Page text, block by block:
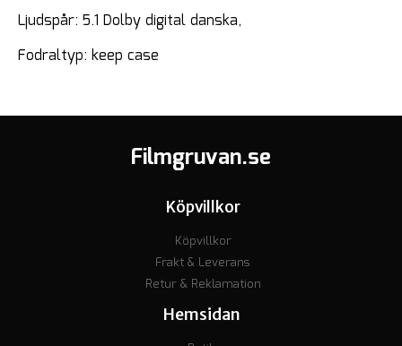
Ljudspår: 5.1 Dolby digital danska,
Fodraltyp: keep case
Filmgruvan.se
Köpvillkor
Köpvillkor
Frakt & Leverans
Retur & Reklamation
Hemsidan